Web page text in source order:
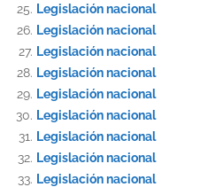
Legislación nacional
Legislación nacional
Legislación nacional
Legislación nacional
Legislación nacional
Legislación nacional
Legislación nacional
Legislación nacional
Legislación nacional